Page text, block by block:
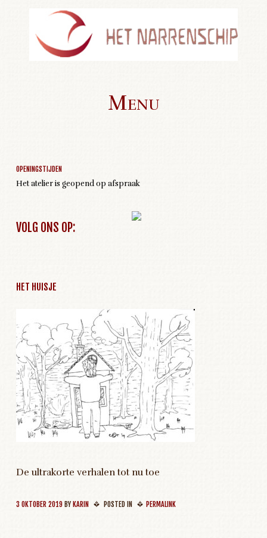
Menu
OPENINGSTIJDEN
Het atelier is geopend op afspraak
VOLG ONS OP:
HET HUISJE
De ultrakorte verhalen tot nu toe
3 OKTOBER 2019BY KARIN POSTED IN PERMALINK